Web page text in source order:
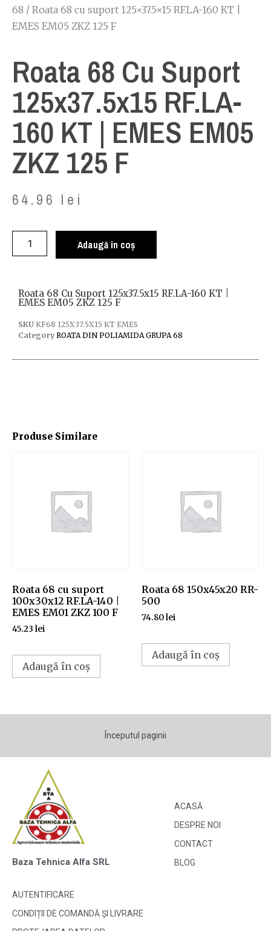
68 / Roata 68 cu suport 125×37.5×15 RF.LA-160 KT |
EMES EM05 ZKZ 125 F
Roata 68 Cu Suport
125x37.5x15 RF.LA-
160 KT | EMES EM05
ZKZ 125 F
64.96 lei
Adaugă în coș
Produse Similare
Roata 68 cu suport
100x30x12 RF.LA-140 |
EMES EM01 ZKZ 100 F
45.23 lei
Adaugă în coș
Roata 68 150x45x20 RR-
500
74.80lei
Adaugă în coș
Roata 68 Cu Suport 125x37.5x15 RF.LA-160 KT |
EMES EM05 ZKZ 125 F
SKU KF68 125X37.5X15 KT EMES
Category ROATA DIN POLIAMIDA GRUPA 68
Începutul paginii
Baza Tehnica Alfa SRL
ACASĂ
DESPRE NOI
CONTACT
BLOG
AUTENTIFICARE
CONDIȚII DE COMANDĂ ȘI LIVRARE